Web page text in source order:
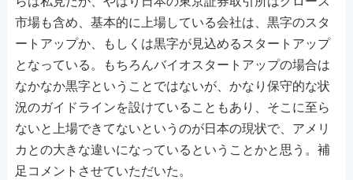
市場も含め、基本的に上場している会社は、黒字のスタ
ートアップか、もしくは黒字が見込めるスタートアップ
となっている。もちろんバイオスタートアップの場合は
なかなか黒字ということではないが、かなり保守的な状
況のガイドラインを設けていることもあり、そこに至ら
ないと上場できてないというのが日本の現状で、アメリ
カとの大きな違いになっているということかと思う。補
足コメントさせていただいた。